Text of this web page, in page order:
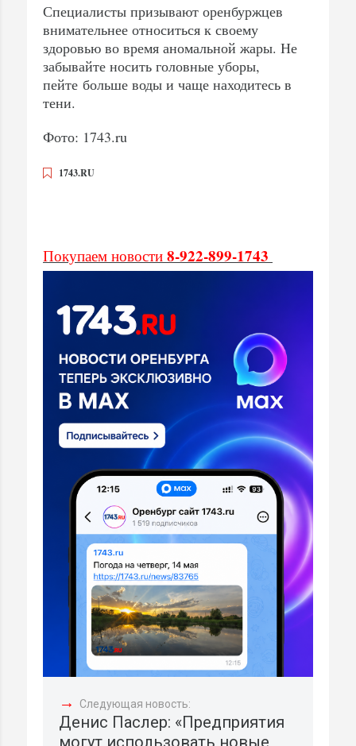
Специалисты призывают оренбуржцев
внимательнее относиться к своему
здоровью во время аномальной жары. Не
забывайте носить головные уборы,
пейте больше воды и чаще находитесь в
тени.
Фото: 1743.ru
1743.RU
Покупаем новости 8-922-899-1743
→ Следующая новость:
Денис Паслер: «Предприятия
могут использовать новые